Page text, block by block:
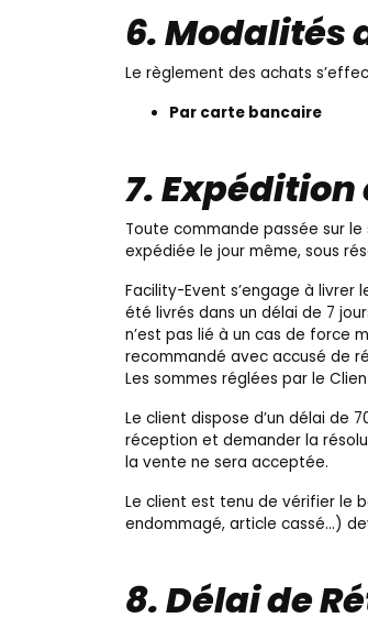
6. Modalités
Le règlement des achats
Par carte bancaire
7.
Toute commande passée sur
expédiée le jour même, sous
Facility-Event s’engage à livrer
été livrés dans un délai de 7
n’est pas lié à un cas de force
recommandé avec accusé de
Les sommes réglées par le
Le client dispose d’un délai de
réception et demander la
la vente ne sera acceptée.
Le client est tenu de vérifier le
endommagé, article cassé…)
8. Délai de